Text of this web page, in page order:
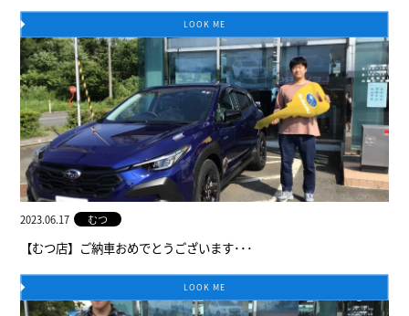
LOOK ME
2023.06.17 むつ
【むつ店】ご納車おめでとうございます･･･
LOOK ME